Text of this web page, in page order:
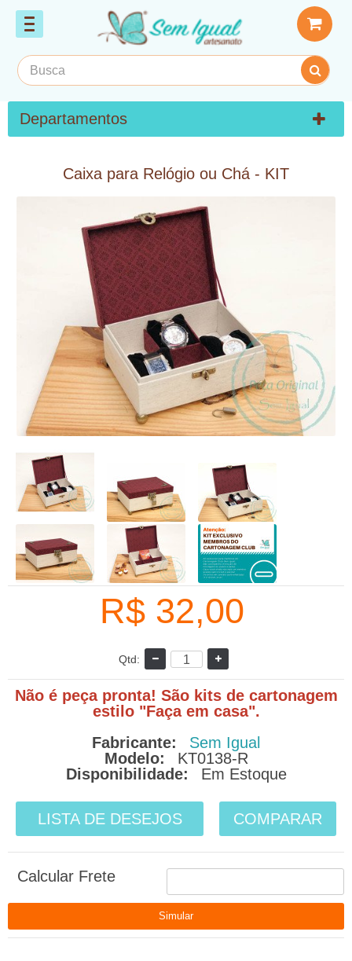
Departamentos
Caixa para Relógio ou Chá - KIT
R$ 32,00
Qtd:
Não é peça pronta! São kits de cartonagem
estilo "Faça em casa".
Fabricante:
Sem Igual
Modelo:
KT0138-R
Disponibilidade:
Em Estoque
LISTA DE DESEJOS COMPARAR
Calcular Frete